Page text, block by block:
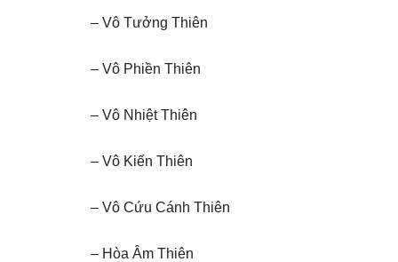
– Vô Tưởng Thiên
– Vô Phiền Thiên
– Vô Nhiệt Thiên
– Vô Kiến Thiên
– Vô Cứu Cánh Thiên
– Hòa Âm Thiên